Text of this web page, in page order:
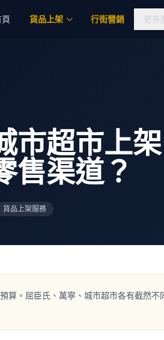
貨品上架 行街營銷 更多
市超市上
售渠道？
貨品上架服務
算。屈臣氏、萬寧、城市超市各有截然不